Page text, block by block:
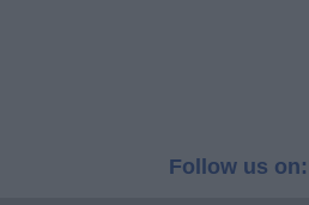
Follow us on: